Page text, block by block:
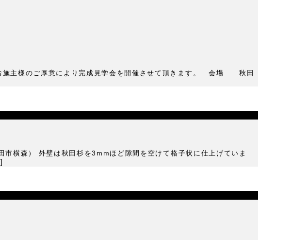
施主様のご厚意により完成見学会を開催させて頂きます。 会場 秋田
横森） 外壁は秋田杉を3mmほど隙間を空けて格子状に仕上げていま